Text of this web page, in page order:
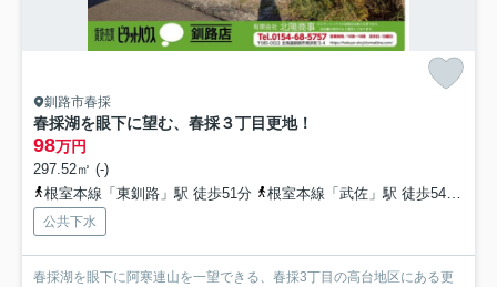
釧路市春採
春採湖を眼下に望む、春採３丁目更地！
98万円
297.52㎡ (-)
根室本線「東釧路」駅 徒歩51分
根室本線「武佐」駅 徒歩54分
公共下水
春採湖を眼下に阿寒連山を一望できる、春採3丁目の高台地区にある更